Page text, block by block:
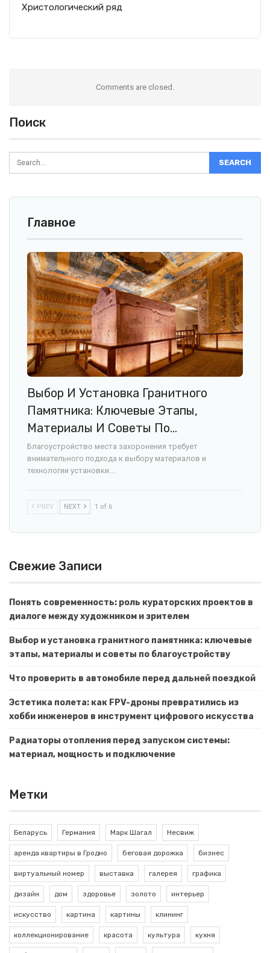
Христологический ряд
Comments are closed.
Поиск
Главное
Выбор И Установка Гранитного
Памятника: Ключевые Этапы,
Материалы И Советы По…
Благоустройство места захоронения требует
внимательного подхода к выбору материалов и
технологии установки.…
PREV NEXT 1 of 6
Свежие Записи
Понять современность: роль кураторских проектов в
диалоге между художником и зрителем
Выбор и установка гранитного памятника: ключевые
этапы, материалы и советы по благоустройству
Что проверить в автомобиле перед дальней поездкой
Эстетика полета: как FPV-дроны превратились из
хобби инженеров в инструмент цифрового искусства
Радиаторы отопления перед запуском системы:
материал, мощность и подключение
Метки
Беларусь Германия Марк Шагал Несвиж
аренда квартиры в Гродно беговая дорожка бизнес
виртуальный номер выставка галерея графика
дизайн дом здоровье золото интерьер
искусство картина картины клининг
коллекционирование красота культура кухня